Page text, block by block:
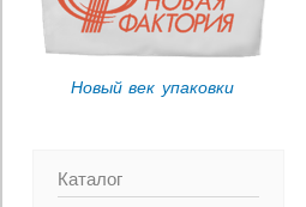
Новый век упаковки
Каталог